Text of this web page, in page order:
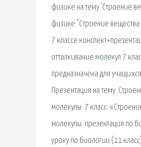
физике на тему 'Строение
физике "Строение
7 классе
отталкивание молекул 7
предназначена для
Презентация на тему:
молекулы. 7 класс:
молекулы. презентация по
уроку по биологии (11